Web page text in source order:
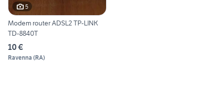
5
Modem router ADSL2 TP-LINK
TD-8840T
10 €
Ravenna (RA)